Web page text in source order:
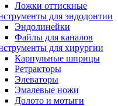
Ложки оттискные
для эндодонтии
Эндолинейки
Файлы для каналов
для хирургии
Карпульные шприцы
Ретракторы
Элеваторы
Эмалевые ножи
Долото и мотыги